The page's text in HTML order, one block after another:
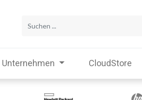
Unternehmen CloudStore